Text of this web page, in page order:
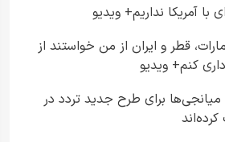
با آمریکا نداریم+ ویدیو
قطر و ایران از من خواستند از
کنم+ ویدیو
میانجی‌ها برای طرح جدید تردد در